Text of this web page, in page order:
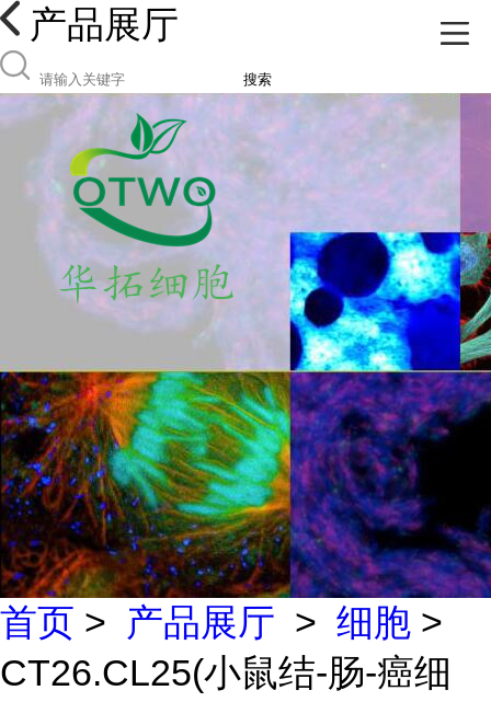
产品展厅
搜索
首页 > 产品展厅 > 细胞 >
CT26.CL25(小鼠结-肠-癌细